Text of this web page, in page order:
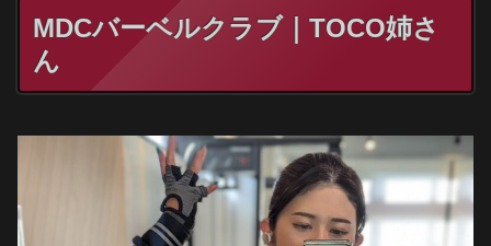
MDCバーベルクラブ｜TOCO姉さ
ん